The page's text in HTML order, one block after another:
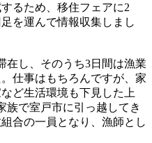
るため、移住フェアに2
を運んで情報収集しまし
在し、そのうち3日間は漁業
仕事はもちろんですが、家
ど生活環境も下見した上
族で室戸市に引っ越してき
合の一員となり、漁師とし